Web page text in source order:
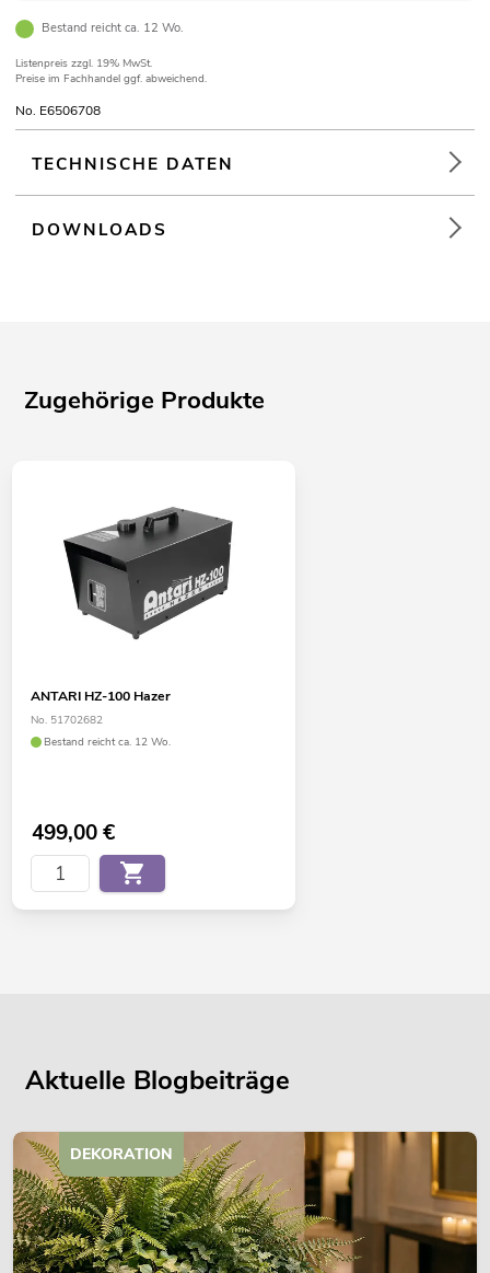
Bestand reicht ca. 12 Wo.
Listenpreis zzgl. 19% MwSt.
Preise im Fachhandel ggf. abweichend.
No. E6506708
TECHNISCHE DATEN
DOWNLOADS
Zugehörige Produkte
ANTARI HZ-100 Hazer
No. 51702682
Bestand reicht ca. 12 Wo.
499,00€
Aktuelle Blogbeiträge
DEKORATION